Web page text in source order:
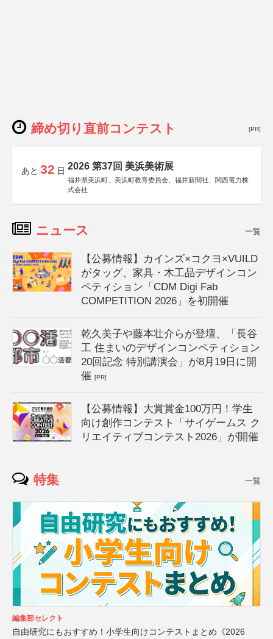
締め切り直前コンテスト [PR]
あと 32 日 2026 第37回 美浜美術展
福井県美浜町、美浜町教育委員会、福井新聞社、関西電力株
式会社
ニュース 一覧
【公募情報】カインズ×コクヨ×VUILD
がタッグ、家具・木工品デザインコン
ペティション「CDM Digi Fab
COMPETITION 2026」を初開催
乾久美子や藤本壮介らが登壇、「長谷
工 住まいのデザインコンペティション
20回記念 特別講演会」が8月19日に開
催[PR]
【公募情報】大賞賞金100万円！学生
向け創作コンテスト「サイゲームス ク
リエイティブコンテスト2026」が開催
特集 一覧
編集部セレクト
自由研究にもおすすめ！小学生向けコンテストまとめ《2026